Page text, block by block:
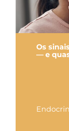
Os
— e